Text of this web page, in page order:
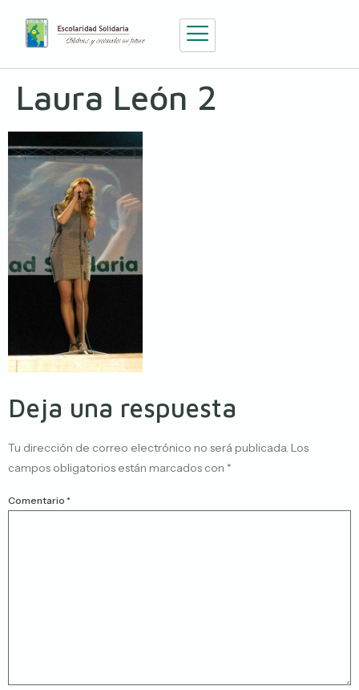
Laura León 2
Deja una respuesta
Tu dirección de correo electrónico no será publicada. Los
campos obligatorios están marcados con *
Comentario *